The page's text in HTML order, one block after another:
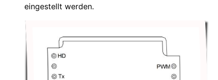
eingestellt werden.